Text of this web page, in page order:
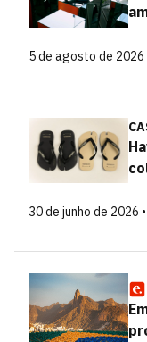
5 de agosto de 2026
30 de junho de 2026